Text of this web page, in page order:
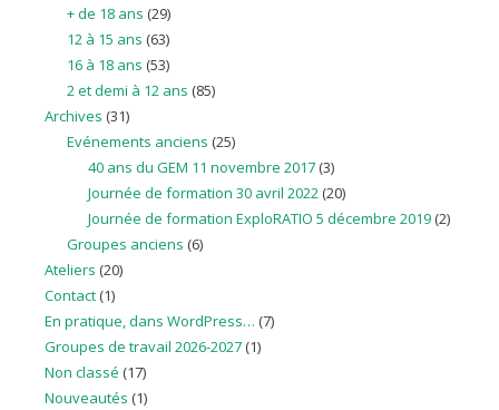
+ de 18 ans (29)
12 à 15 ans (63)
16 à 18 ans (53)
2 et demi à 12 ans (85)
Archives (31)
Evénements anciens (25)
40 ans du GEM 11 novembre 2017 (3)
Journée de formation 30 avril 2022 (20)
Journée de formation ExploRATIO 5 décembre 2019 (2)
Groupes anciens (6)
Ateliers (20)
Contact (1)
En pratique, dans WordPress… (7)
Groupes de travail 2026-2027 (1)
Non classé (17)
Nouveautés (1)